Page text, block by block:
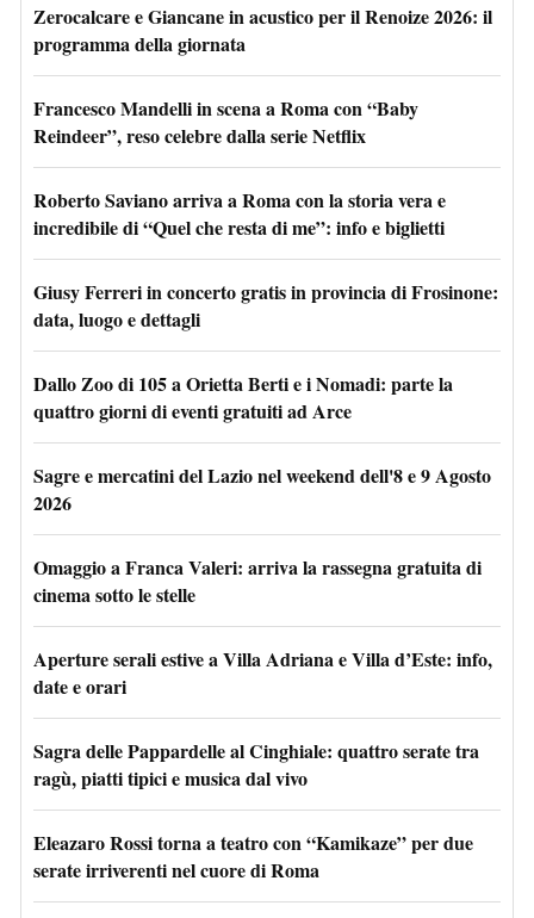
Zerocalcare e Giancane in acustico per il Renoize 2026: il
programma della giornata
Francesco Mandelli in scena a Roma con “Baby
Reindeer”, reso celebre dalla serie Netflix
Roberto Saviano arriva a Roma con la storia vera e
incredibile di “Quel che resta di me”: info e biglietti
Giusy Ferreri in concerto gratis in provincia di Frosinone:
data, luogo e dettagli
Dallo Zoo di 105 a Orietta Berti e i Nomadi: parte la
quattro giorni di eventi gratuiti ad Arce
Sagre e mercatini del Lazio nel weekend dell'8 e 9 Agosto
2026
Omaggio a Franca Valeri: arriva la rassegna gratuita di
cinema sotto le stelle
Aperture serali estive a Villa Adriana e Villa d’Este: info,
date e orari
Sagra delle Pappardelle al Cinghiale: quattro serate tra
ragù, piatti tipici e musica dal vivo
Eleazaro Rossi torna a teatro con “Kamikaze” per due
serate irriverenti nel cuore di Roma